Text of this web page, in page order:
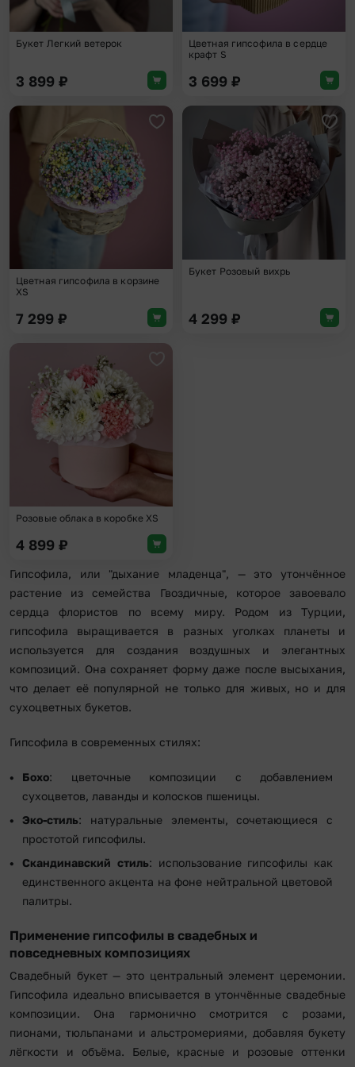
Букет Легкий ветерок
3 899 ₽
Цветная гипсофила в сердце
крафт S
3 699 ₽
Добавить в избранное
Цветная гипсофила в корзине
XS
7 299 ₽
Букет Розовый вихрь
4 299 ₽
Розовые облака в коробке XS
4 899 ₽
Гипсофила, или "дыхание младенца", — это утончённое
растение из семейства Гвоздичные, которое завоевало
сердца флористов по всему миру. Родом из Турции,
гипсофила выращивается в разных уголках планеты и
используется для создания воздушных и элегантных
композиций. Она сохраняет форму даже после высыхания,
что делает её популярной не только для живых, но и для
сухоцветных букетов.
Гипсофила в современных стилях:
Бохо: цветочные композиции с добавлением
сухоцветов, лаванды и колосков пшеницы.
Эко-стиль: натуральные элементы, сочетающиеся с
простотой гипсофилы.
Скандинавский стиль: использование гипсофилы как
единственного акцента на фоне нейтральной цветовой
палитры.
Применение гипсофилы в свадебных и
повседневных композициях
Свадебный букет — это центральный элемент церемонии.
Гипсофила идеально вписывается в утончённые свадебные
композиции. Она гармонично смотрится с розами,
пионами, тюльпанами и альстромериями, добавляя букету
лёгкости и объёма. Белые, красные и розовые оттенки